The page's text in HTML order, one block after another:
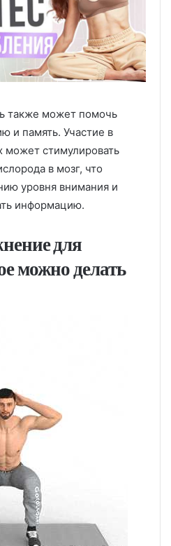
также может помочь
и память. Участие в
может стимулировать
в мозг, что
уровня внимания и
информацию.
для
можно делать